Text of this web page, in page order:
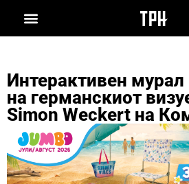
Интерактивен мурал
на германскиот
Simon Weckert на